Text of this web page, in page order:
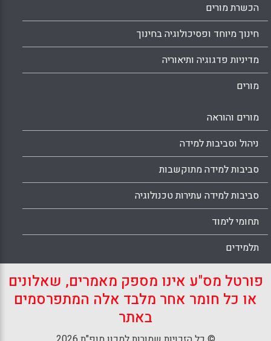
הכשרת מורים
חינוך מיוחד ופסיכולוגיה בחינוך
מדיניות פדגוגיה ותיאוריה
מורים
מורים והוראה
ניהול וסביבות למידה
סביבות למידה מתוקשבות
סביבות למידה עתירות טכנולוגיה
תחומי לימוד
תלמידים
פורטל מס"ע אינו מספק מאמרים, שאלונים
או כל חומר אחר מלבד אלה המתפרסמים
באתר